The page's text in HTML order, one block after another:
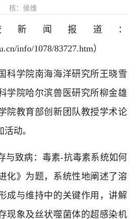
核：侯维
新闻报道：
info/1078/83727.htm）
科学院南海海洋研究所王晓雪
学院哈尔滨兽医研究所柳金雄
院教育部创新团队教授学术论
动。
与致病：毒素-抗毒素系统如何
化》为题，系统性地阐述了溶
成与维持中的关键作用，讲解
现象及丝状噬菌体的超感染机